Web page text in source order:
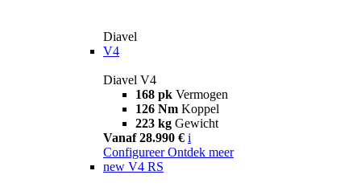
Diavel
V4
Diavel V4
168 pk Vermogen
126 Nm Koppel
223 kg Gewicht
Vanaf 28.990 € i
Configureer Ontdek meer
new V4 RS